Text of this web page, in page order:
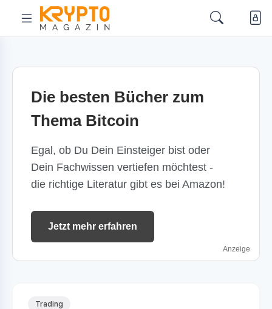
Die besten Bücher zum
Thema Bitcoin
Egal, ob Du Dein Einsteiger bist oder
Dein Fachwissen vertiefen möchtest -
die richtige Literatur gibt es bei Amazon!
Jetzt mehr erfahren
Anzeige
Trading